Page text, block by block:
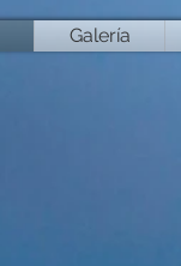
Galería